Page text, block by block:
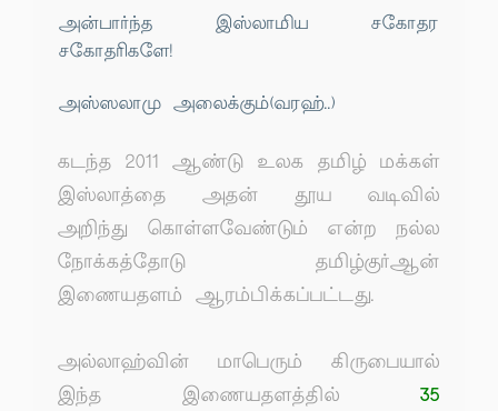
அன்பார்ந்த இஸ்லாமிய சகோதர
சகோதரிகளே!
அஸ்ஸலாமு அலைக்கும்(வரஹ்..)
கடந்த 2011 ஆண்டு உலக தமிழ் மக்கள்
இஸ்லாத்தை அதன் தூய வடிவில்
அறிந்து கொள்ளவேண்டும் என்ற நல்ல
நோக்கத்தோடு தமிழ்குர்ஆன்
இணையதளம் ஆரம்பிக்கப்பட்டது.
அல்லாஹ்வின் மாபெரும் கிருபையால்
இந்த இணையதளத்தில் 35